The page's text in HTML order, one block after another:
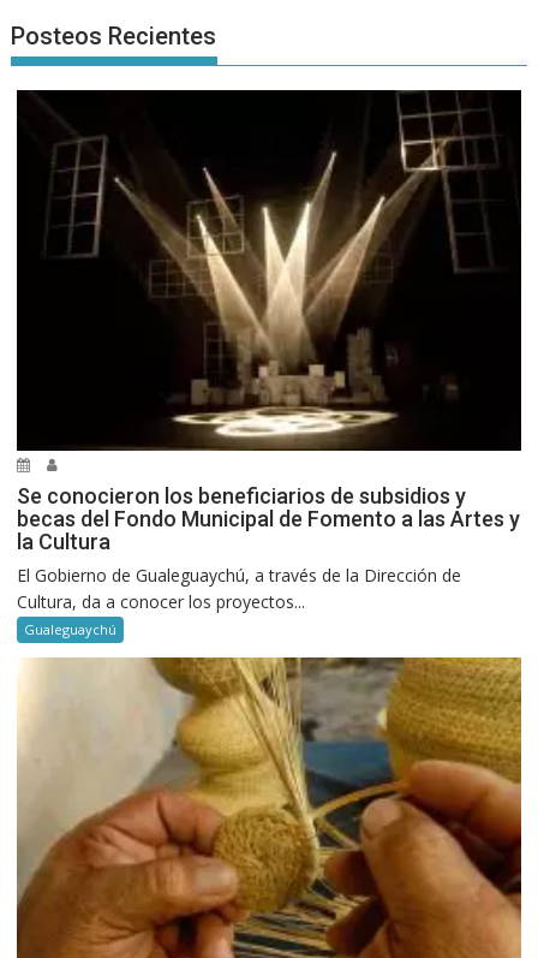
Posteos Recientes
Se conocieron los beneficiarios de subsidios y
becas del Fondo Municipal de Fomento a las Artes y
la Cultura
El Gobierno de Gualeguaychú, a través de la Dirección de
Cultura, da a conocer los proyectos...
Gualeguaychú